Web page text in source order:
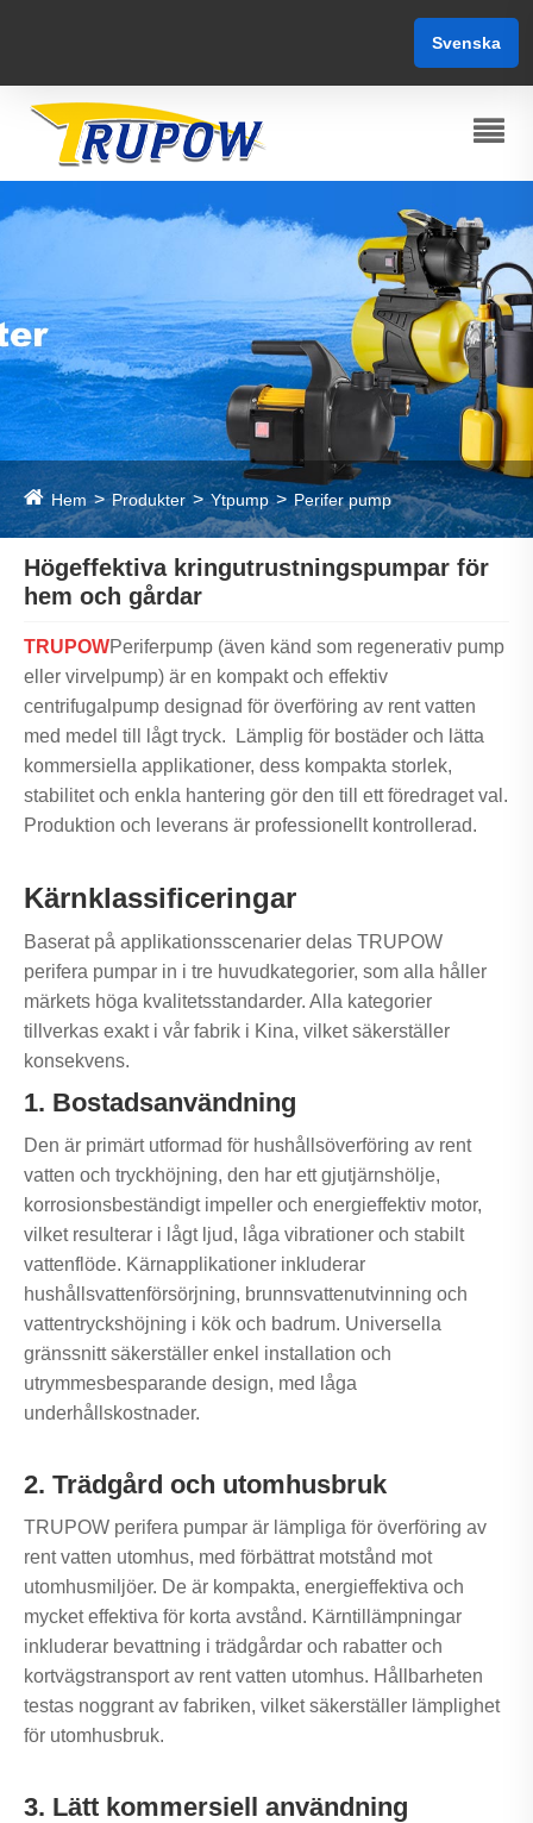
Svenska
Hem Produkter Ytpump Perifer pump
Högeffektiva kringutrustningspumpar för
hem och gårdar
TRUPOWPeriferpump (även känd som regenerativ pump
eller virvelpump) är en kompakt och effektiv
centrifugalpump designad för överföring av rent vatten
med medel till lågt tryck. Lämplig för bostäder och lätta
kommersiella applikationer, dess kompakta storlek,
stabilitet och enkla hantering gör den till ett föredraget val.
Produktion och leverans är professionellt kontrollerad.
Kärnklassificeringar
Baserat på applikationsscenarier delas TRUPOW
perifera pumpar in i tre huvudkategorier, som alla håller
märkets höga kvalitetsstandarder. Alla kategorier
tillverkas exakt i vår fabrik i Kina, vilket säkerställer
konsekvens.
1. Bostadsanvändning
Den är primärt utformad för hushållsöverföring av rent
vatten och tryckhöjning, den har ett gjutjärnshölje,
korrosionsbeständigt impeller och energieffektiv motor,
vilket resulterar i lågt ljud, låga vibrationer och stabilt
vattenflöde. Kärnapplikationer inkluderar
hushållsvattenförsörjning, brunnsvattenutvinning och
vattentryckshöjning i kök och badrum. Universella
gränssnitt säkerställer enkel installation och
utrymmesbesparande design, med låga
underhållskostnader.
2. Trädgård och utomhusbruk
TRUPOW perifera pumpar är lämpliga för överföring av
rent vatten utomhus, med förbättrat motstånd mot
utomhusmiljöer. De är kompakta, energieffektiva och
mycket effektiva för korta avstånd. Kärntillämpningar
inkluderar bevattning i trädgårdar och rabatter och
kortvägstransport av rent vatten utomhus. Hållbarheten
testas noggrant av fabriken, vilket säkerställer lämplighet
för utomhusbruk.
3. Lätt kommersiell användning